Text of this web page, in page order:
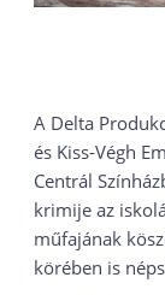
A Delta
és Kiss-Végh
Centrál
krimije az
műfajának
körében is